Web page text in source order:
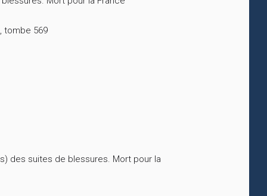
tombe 569
des suites de blessures. Mort pour la